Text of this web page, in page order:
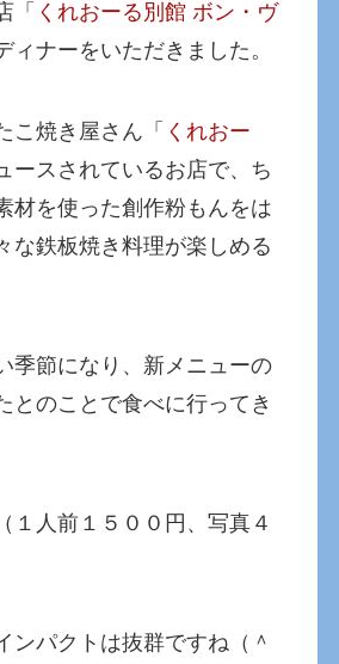
「 くれおーる別館 ボン・ヴ
ィナーをいただきました。
こ焼き屋さん「 くれおー
ースされているお店で、ち
材を使った創作粉もんをは
な鉄板焼き料理が楽しめる
季節になり、新メニューの
とのことで食べに行ってき
１人前１５００円、写真４
ンパクトは抜群ですね（＾